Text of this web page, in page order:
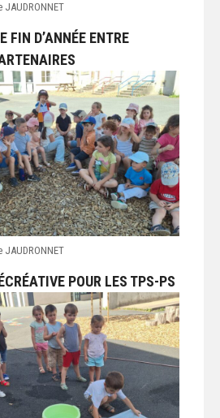
FIN D’ANNÉE ENTRE
POUR LES TPS-PS